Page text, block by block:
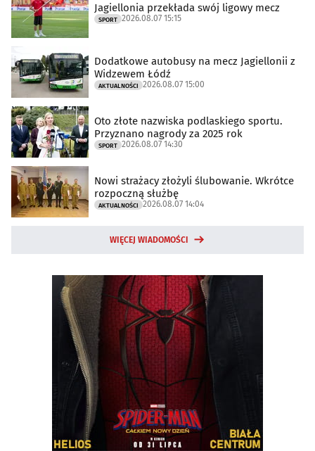
Jagiellonia przekłada swój ligowy mecz
SPORT 2026.08.07 15:15
Dodatkowe autobusy na mecz Jagiellonii z
Widzewem Łódź
AKTUALNOŚCI 2026.08.07 15:00
Oto złote nazwiska podlaskiego sportu.
Przyznano nagrody za 2025 rok
SPORT 2026.08.07 14:30
Nowi strażacy złożyli ślubowanie. Wkrótce
rozpoczną służbę
AKTUALNOŚCI 2026.08.07 14:04
WIĘCEJ WIADOMOŚCI